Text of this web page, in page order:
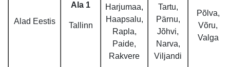
Alad Eestis
Ala 1
Tallinn
Harjumaa,
Haapsalu,
Rapla,
Paide,
Rakvere
Tartu,
Pärnu,
Jõhvi,
Narva,
Viljandi
Põlva,
Võru,
Valga